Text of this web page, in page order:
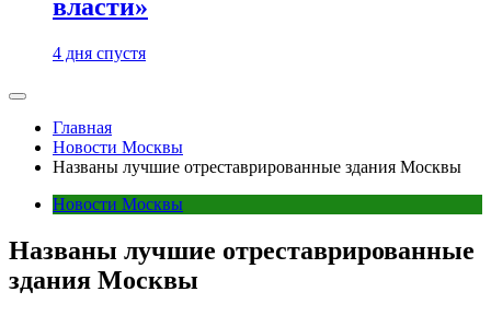
власти»
4 дня спустя
Главная
Новости Москвы
Названы лучшие отреставрированные здания Москвы
Новости Москвы
Названы лучшие отреставрированные
здания Москвы